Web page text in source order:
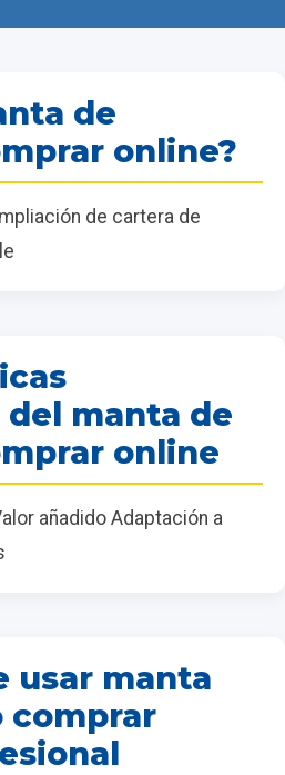
de
online?
de cartera de
manta de
online
añadido Adaptación a
usar manta
comprar